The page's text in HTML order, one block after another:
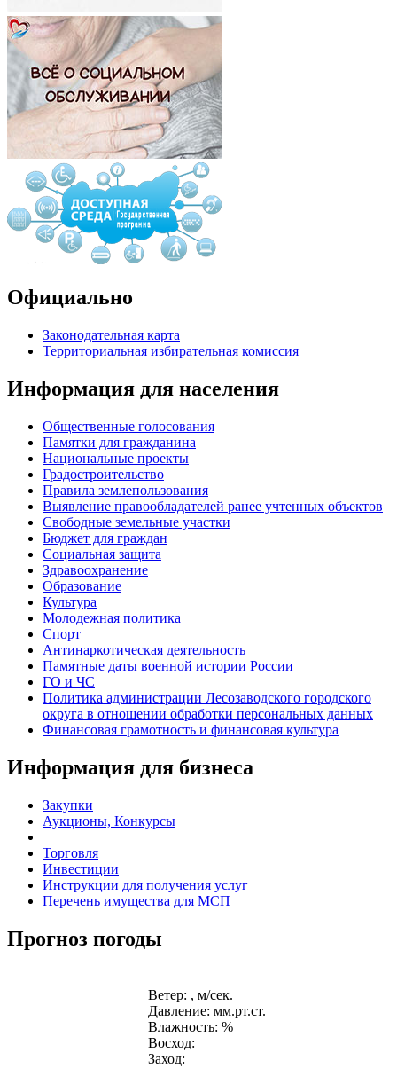
Официально
Законодательная карта
Территориальная избирательная комиссия
Информация для населения
Общественные голосования
Памятки для гражданина
Национальные проекты
Градостроительство
Правила землепользования
Выявление правообладателей ранее учтенных объектов
Свободные земельные участки
Бюджет для граждан
Социальная защита
Здравоохранение
Образование
Культура
Молодежная политика
Спорт
Антинаркотическая деятельность
Памятные даты военной истории России
ГО и ЧС
Политика администрации Лесозаводского городского
округа в отношении обработки персональных данных
Финансовая грамотность и финансовая культура
Информация для бизнеса
Закупки
Аукционы, Конкурсы
Торговля
Инвестиции
Инструкции для получения услуг
Перечень имущества для МСП
Прогноз погоды
Ветер: , м/сек.
Давление: мм.рт.ст.
Влажность: %
Восход:
Заход: